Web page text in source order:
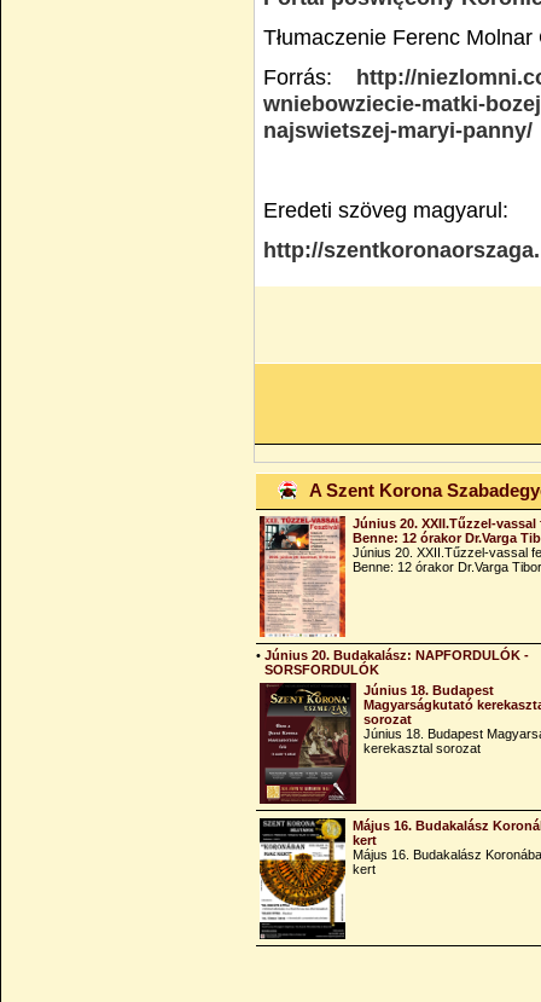
Tłumaczenie Ferenc
Forrás: http://
wniebowziecie-matki-
najswietszej-maryi-panny/
Eredeti szöveg magyarul:
http://
A Szent Korona
Június 20. XXII.Tűzzel-
Benne: 12 órakor Dr.Varga
Június 20. XXII.Tűzzel-vassal
Benne: 12 órakor Dr.Varga Tibor
• Június 20. Budakalász: NAPFORDULÓK -
SORSFORDULÓK
Június 18. Budapest
Magyarságkutató
sorozat
Június 18. Budapest
kerekasztal sorozat
Május 16. Budakalász
kert
Május 16. Budakalász
kert